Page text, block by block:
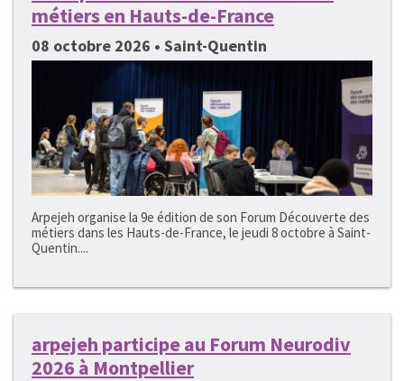
métiers en Hauts-de-France
08 octobre 2026 • Saint-Quentin
Arpejeh organise la 9e édition de son Forum Découverte des
métiers dans les Hauts-de-France, le jeudi 8 octobre à Saint-
Quentin....
arpejeh participe au Forum Neurodiv
2026 à Montpellier